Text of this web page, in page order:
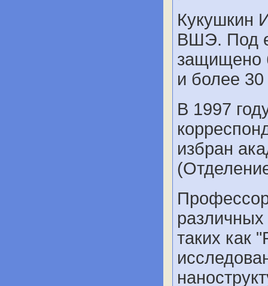
Кукушкин
ВШЭ. Под
защищено
и более
В 1997
избран
таких как